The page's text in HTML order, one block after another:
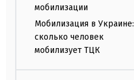
мобилизации
Мобилизация в Украине:
сколько человек
мобилизует ТЦК